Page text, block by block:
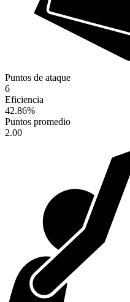
Puntos de ataque
6
Eficiencia
42.86%
Puntos promedio
2.00